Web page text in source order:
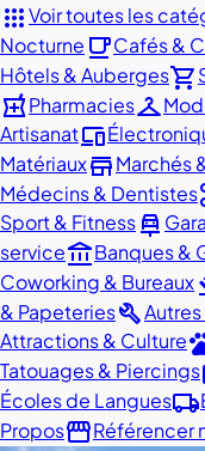
appsVoir toutes les
Nocturne local_cafeCafés &
Hôtels & Aubergesshopping_cart
local_pharmacyPharmaciescheckroom
Artisanatdevices
MatériauxstoreMarchés
Médecins & Dentistes
Sport & Fitnesscar_repair
serviceaccount_balanceBanques &
Coworking & Bureaux
& Papeteriesbuild
Attractions & Culture
Tatouages & Piercings
Écoles de Langueslocal_shipping
ProposstorefrontRéférencer